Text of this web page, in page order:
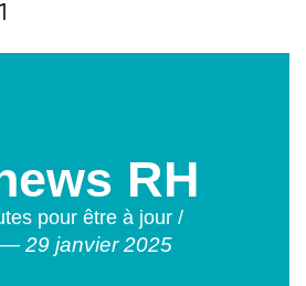
RH
pour être à jour /
29 janvier 2025